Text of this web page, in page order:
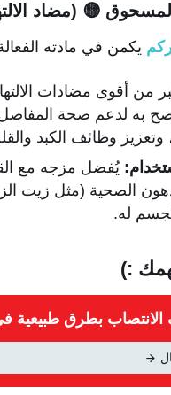
يكمن في مادته
من أقوى مضادات
به لدعم صحة
وتعزيز وظائف الكبد
يُفضل مزجه مع
الصحية (مثل زيت
له.
:)
بطرق طبيعية